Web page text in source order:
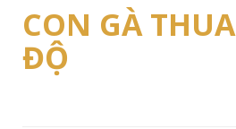
CON GÀ THUA
ĐỘ